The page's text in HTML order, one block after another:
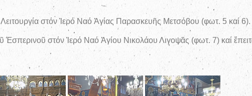
στόν Ἱερό Ναό Ἁγίας Παρασκευῆς Μετσόβου (φωτ. 5 καί 6).
Ἑσπερινοῦ στόν Ἱερό Ναό Ἁγίου Νικολάου Λιγοψᾶς (φωτ. 7) καί